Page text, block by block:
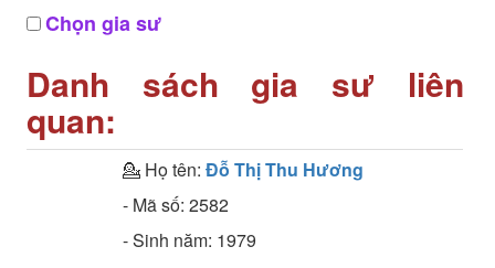
Chọn gia sư
Danh sách gia sư liên
quan:
💁 Họ tên: Đỗ Thị Thu Hương
- Mã số: 2582
- Sinh năm: 1979